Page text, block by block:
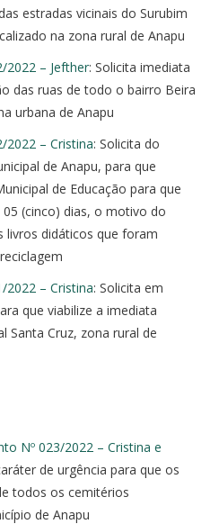
estradas vicinais do Surubim
na zona rural de Anapu
2022 – Jefther: Solicita imediata
das ruas de todo o bairro Beira
urbana de Anapu
2022 – Cristina: Solicita do
de Anapu, para que
de Educação para que
(cinco) dias, o motivo do
livros didáticos que foram
2022 – Cristina: Solicita em
que viabilize a imediata
Santa Cruz, zona rural de
Nº 023/2022 – Cristina e
de urgência para que os
todos os cemitérios
de Anapu